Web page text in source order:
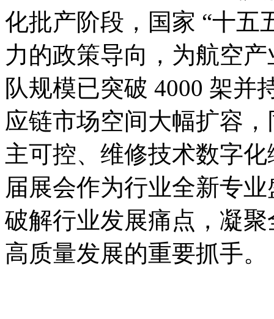
化批产阶段，国家 “十五
力的政策导向，为航空
队规模已突破 4000 架并
应链市场空间大幅扩容
主可控、维修技术数字
届展会作为行业全新专
破解行业发展痛点，凝
高质量发展的重要抓手。